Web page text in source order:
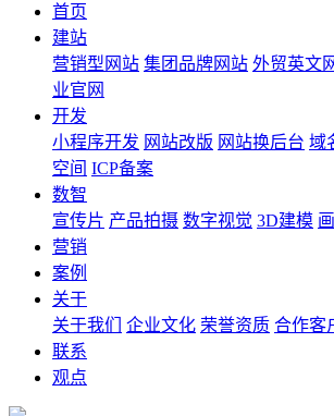
首页
建站
营销型网站 集团品牌网站 外贸英文
业官网
开发
小程序开发 网站改版 网站换后台 域
空间 ICP备案
数智
宣传片 产品拍摄 数字视觉 3D建模
营销
案例
关于
关于我们
企业文化 荣誉资质 合作客
联系
观点